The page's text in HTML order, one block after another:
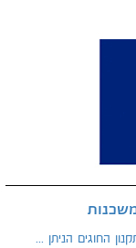
החוגים הניתן ...